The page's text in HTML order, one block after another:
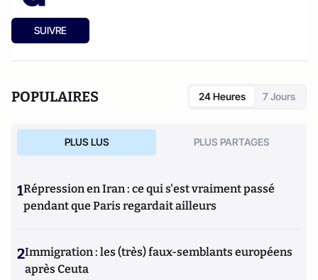
SUIVRE
POPULAIRES 24 Heures 7 Jours
PLUS LUS PLUS PARTAGES
1Répression en Iran : ce qui s'est vraiment passé
pendant que Paris regardait ailleurs
2Immigration : les (très) faux-semblants européens
après Ceuta